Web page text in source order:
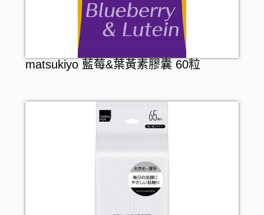
matsukiyo 藍莓&葉黃素膠囊 60粒